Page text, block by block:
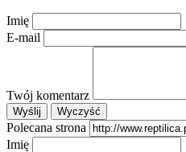
Imię
E-mail
Twój komentarz
Polecana strona
Imię